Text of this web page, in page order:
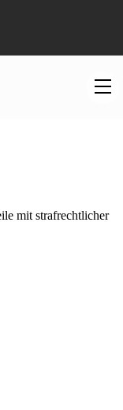
mit strafrechtlicher